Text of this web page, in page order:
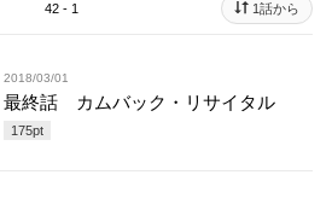
42 - 1 1話から
2018/03/01
最終話 カムバック・リサイタル
175pt